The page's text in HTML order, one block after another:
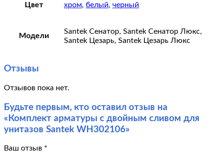
Цвет хром, белый, черный
Модели
Santek Сенатор, Santek Сенатор Люкс,
Santek Цезарь, Santek Цезарь Люкс
Отзывы
Отзывов пока нет.
Будьте первым, кто оставил отзыв на
«Комплект арматуры с двойным сливом для
унитазов Santek WH302106»
Ваш отзыв *